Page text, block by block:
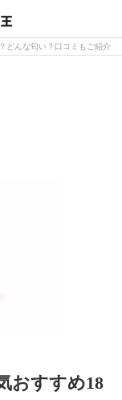
どんな匂い？口コミもご紹介
おすすめ18